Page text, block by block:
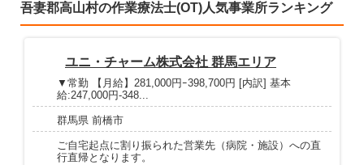
吾妻郡高山村の作業療法士(OT)人気事業所ランキング
ユニ・チャーム株式会社 群馬エリア
▼常勤 【月給】281,000円ｰ398,700円 [内訳] 基本
給:247,000円-348...
群馬県 前橋市
ご自宅起点に割り振られた営業先（病院・施設）への直
行直帰となります。